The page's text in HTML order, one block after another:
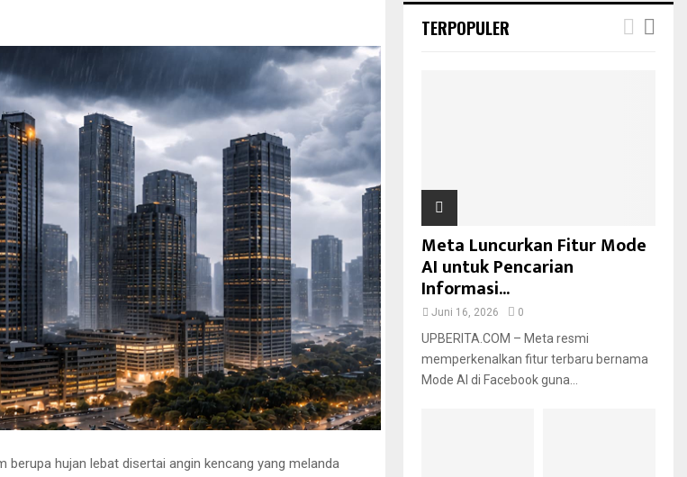
berupa hujan lebat disertai angin kencang yang melanda
TERPOPULER
Meta Luncurkan Fitur Mode
AI untuk Pencarian
Informasi...
Juni 16, 2026 0
UPBERITA.COM – Meta resmi
memperkenalkan fitur terbaru bernama
Mode AI di Facebook guna...